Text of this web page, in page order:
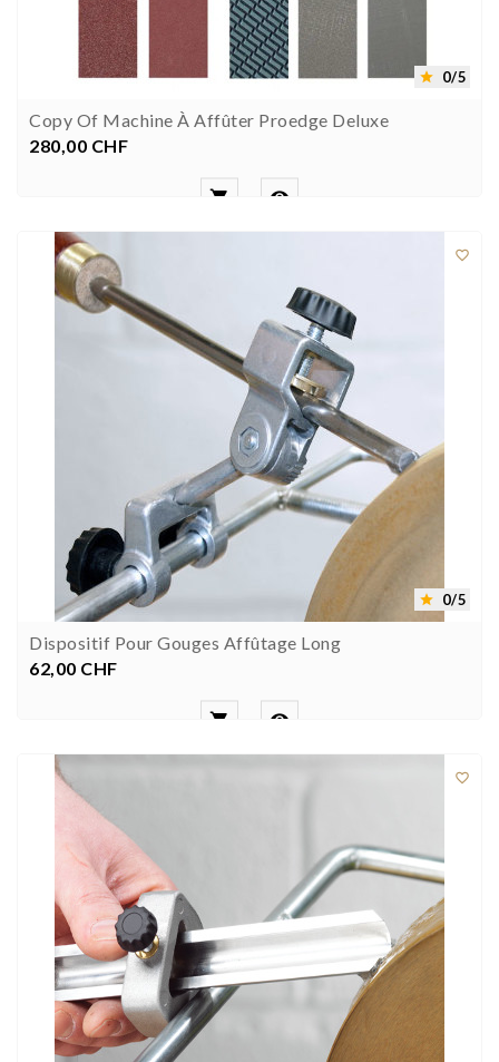
 0/5
Copy Of Machine À Affûter Proedge Deluxe
Prezzo
280,00 CHF
 

 0/5
Dispositif Pour Gouges Affûtage Long
Prezzo
62,00 CHF
 
